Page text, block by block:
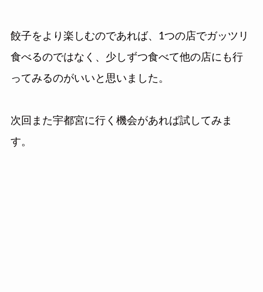
餃子をより楽しむのであれば、1つの店でガッツリ
食べるのではなく、少しずつ食べて他の店にも行
ってみるのがいいと思いました。
次回また宇都宮に行く機会があれば試してみま
す。